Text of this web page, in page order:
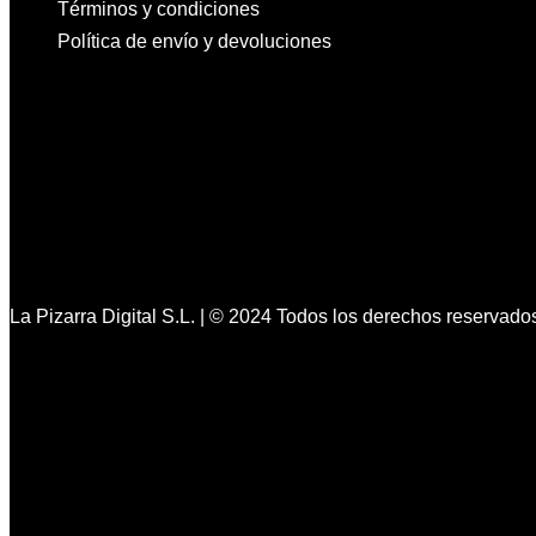
Términos y condiciones
Política de envío y devoluciones
La Pizarra Digital S.L. | © 2024 Todos los derechos